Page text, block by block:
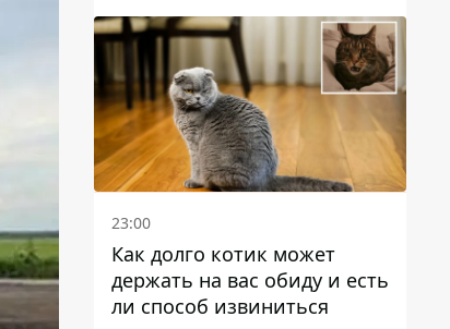
23:00
Как долго котик может
держать на вас обиду и есть
ли способ извиниться